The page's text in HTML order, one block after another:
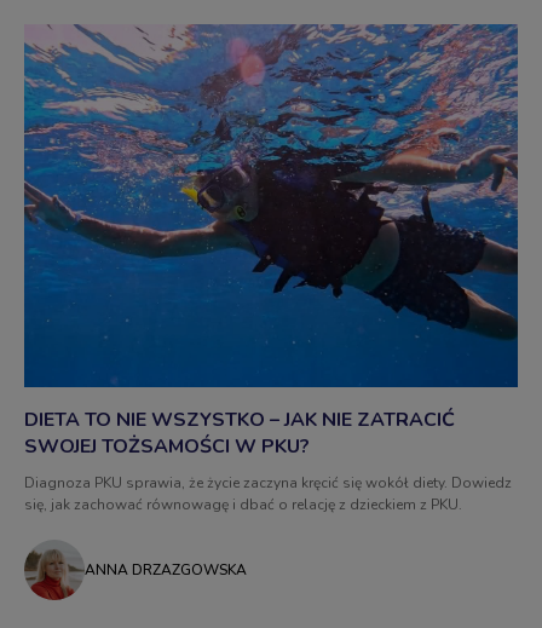
DIETA TO NIE WSZYSTKO – JAK NIE ZATRACIĆ
SWOJEJ TOŻSAMOŚCI W PKU?
Diagnoza PKU sprawia, że życie zaczyna kręcić się wokół diety. Dowiedz
się, jak zachować równowagę i dbać o relację z dzieckiem z PKU.
ANNA DRZAZGOWSKA